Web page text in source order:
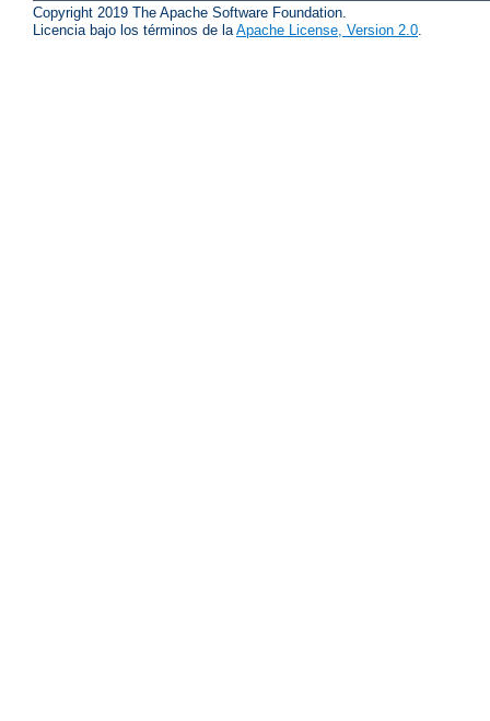
Copyright 2019 The Apache Software Foundation.
Licencia bajo los términos de la Apache License, Version 2.0